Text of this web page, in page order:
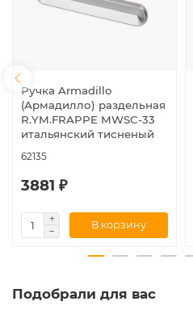
Ручка Armadillo
(Армадилло) раздельная
R.YM.FRAPPE MWSC-33
итальянский тисненый
62135
3881 ₽
В корзину
Подобрали для вас